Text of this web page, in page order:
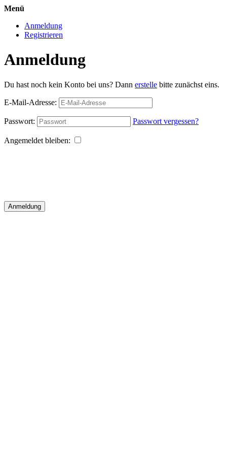
Menü
Anmeldung
Registrieren
Anmeldung
Du hast noch kein Konto bei uns? Dann erstelle bitte zunächst eins.
E-Mail-Adresse:
Passwort: Passwort vergessen?
Angemeldet bleiben:
Anmeldung